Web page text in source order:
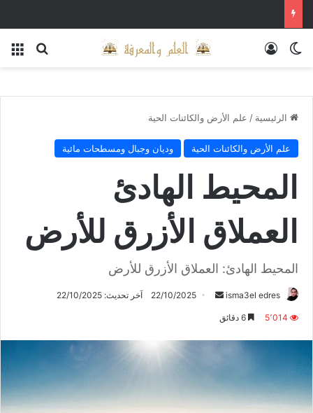
بحث الوضع المظلمتسجيل الدخول
الرئيسية / علم الأرض والكائنات الحية
علم الأرض والكائنات الحية وديان وجبال ومسطحات مائية
المحيط الهادئ
العملاق الأزرق للأرض
المحيط الهادئ: العملاق الأزرق للأرض
isma3el edres
أرسل 22/10/2025 آخر تحديث: 22/10/2025
5٬014